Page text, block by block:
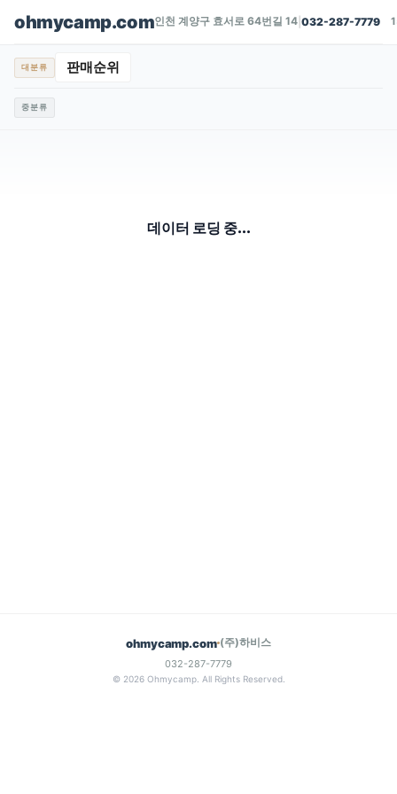
ohmycamp.com인천 계양구 효서로 64번길 14 |032-287-7779
대분류 판매순위
중분류
데이터 로딩 중...
ohmycamp.com (주)하비스
032-287-7779
© 2026 Ohmycamp. All Rights Reserved.